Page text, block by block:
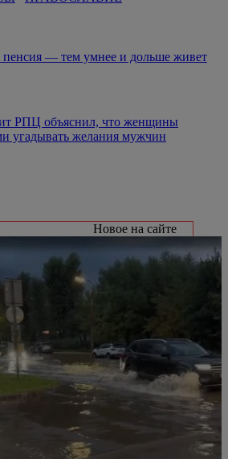
— тем умнее и дольше живет
РПЦ объяснил, что женщины
угадывать желания мужчин
Новое на сайте